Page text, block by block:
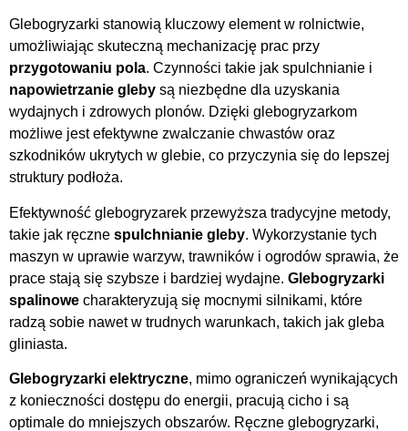
Glebogryzarki stanowią kluczowy element w rolnictwie,
umożliwiając skuteczną mechanizację prac przy
przygotowaniu pola. Czynności takie jak spulchnianie i
napowietrzanie gleby są niezbędne dla uzyskania
wydajnych i zdrowych plonów. Dzięki glebogryzarkom
możliwe jest efektywne zwalczanie chwastów oraz
szkodników ukrytych w glebie, co przyczynia się do lepszej
struktury podłoża.
Efektywność glebogryzarek przewyższa tradycyjne metody,
takie jak ręczne spulchnianie gleby. Wykorzystanie tych
maszyn w uprawie warzyw, trawników i ogrodów sprawia, że
prace stają się szybsze i bardziej wydajne. Glebogryzarki
spalinowe charakteryzują się mocnymi silnikami, które
radzą sobie nawet w trudnych warunkach, takich jak gleba
gliniasta.
Glebogryzarki elektryczne, mimo ograniczeń wynikających
z konieczności dostępu do energii, pracują cicho i są
optimale do mniejszych obszarów. Ręczne glebogryzarki,